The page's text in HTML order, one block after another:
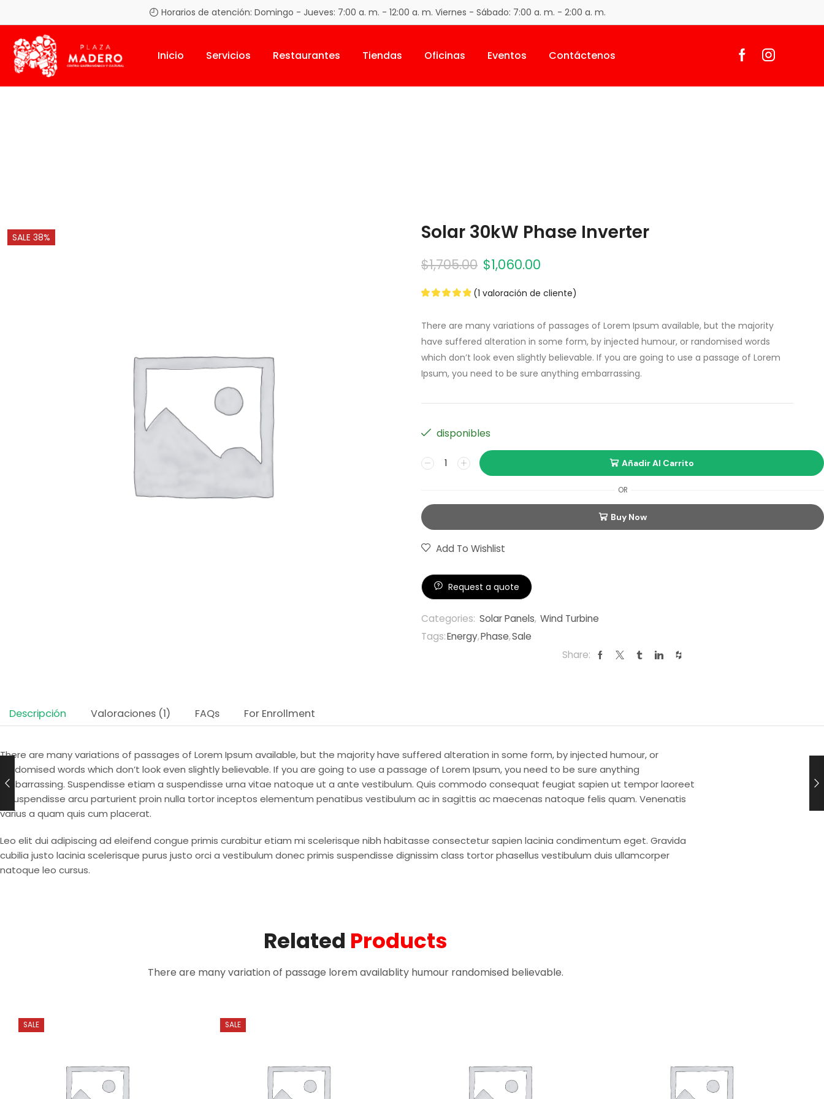
Horarios de atención: Domingo - Jueves: 7:00 a. m. - 12:00 a. m. Viernes - Sábado: 7:00 a. m. - 2:00 a. m.
Inicio Servicios Restaurantes Tiendas Oficinas Eventos Contáctenos
SALE 38% Solar 30kW Phase Inverter
$1,705.00 $1,060.00
(1 valoración de cliente)
There are many variations of passages of Lorem Ipsum available, but the majority
have suffered alteration in some form, by injected humour, or randomised words
which don’t look even slightly believable. If you are going to use a passage of Lorem
Ipsum, you need to be sure anything embarrassing.
disponibles
Añadir Al Carrito
OR
Buy Now
Add To Wishlist
Request a quote
Categories: Solar Panels, Wind Turbine
Tags:Energy,Phase,Sale
Share:
Descripción Valoraciones (1) FAQs For Enrollment
There are many variations of passages of Lorem Ipsum available, but the majority have suffered alteration in some form, by injected humour, or
randomised words which don’t look even slightly believable. If you are going to use a passage of Lorem Ipsum, you need to be sure anything
embarrassing. Suspendisse etiam a suspendisse urna vitae natoque ut a ante vestibulum. Quis commodo consequat feugiat sapien ut tempor laoreet
a suspendisse arcu parturient proin nulla tortor inceptos elementum penatibus vestibulum ac in sagittis ac maecenas natoque felis quam. Venenatis
varius a quam quis cum placerat.
Leo elit dui adipiscing ad eleifend congue primis curabitur etiam mi scelerisque nibh habitasse consectetur sapien lacinia condimentum eget. Gravida
cubilia justo lacinia scelerisque purus justo orci a vestibulum donec primis suspendisse dignissim class tortor phasellus vestibulum duis ullamcorper
natoque leo cursus.
Related Products
There are many variation of passage lorem availablity humour randomised believable.
SALE SALE